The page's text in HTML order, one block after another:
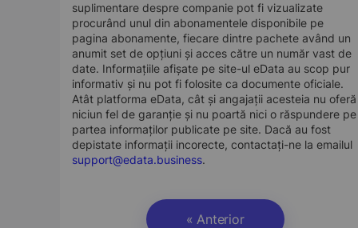
suplimentare despre companie pot fi vizualizate
procurând unul din abonamentele disponibile pe
pagina abonamente, fiecare dintre pachete având un
anumit set de opțiuni și acces către un număr vast de
date. Informațiile afișate pe site-ul eData au scop pur
informativ și nu pot fi folosite ca documente oficiale.
Atât platforma eData, cât și angajații acesteia nu oferă
niciun fel de garanție și nu poartă nici o răspundere pe
partea informaților publicate pe site. Dacă au fost
depistate informații incorecte, contactați-ne la emailul
support@edata.business.
« Anterior